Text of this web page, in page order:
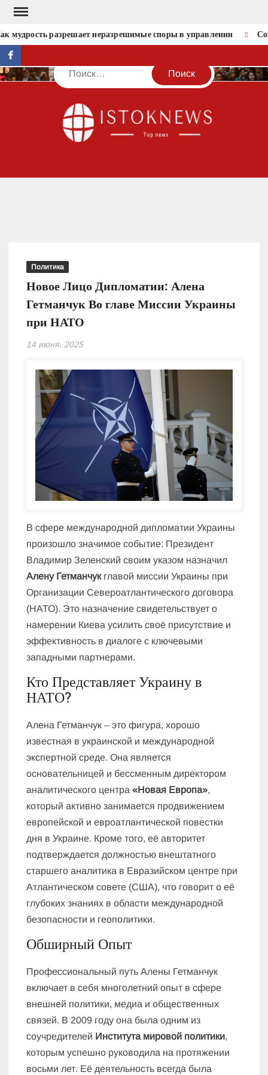
Перейти
содержимому
мудрость разрешает неразрешимые споры в управлении
facebook
Поиск
Политика
Новое Лицо Дипломатии: Алена
Гетманчук Во главе Миссии Украины
при НАТО
14 июня, 2025
В сфере международной дипломатии Украины
произошло значимое событие: Президент
Владимир Зеленский своим указом назначил
Алену Гетманчукглавой миссии Украины при
Организации Североатлантического договора
(НАТО). Это назначение свидетельствует о
намерении Киева усилить своё присутствие и
эффективность в диалоге с ключевыми
западными партнерами.
Кто Представляет Украину в
НАТО?
Алена Гетманчук – это фигура, хорошо
известная в украинской и международной
экспертной среде. Она является
основательницей и бессменным директором
аналитического центра«Новая Европа»,
который активно занимается продвижением
европейской и евроатлантической повестки
дня в Украине. Кроме того, её авторитет
подтверждается должностью внештатного
старшего аналитика в Евразийском центре при
Атлантическом совете (США), что говорит о её
глубоких знаниях в области международной
безопасности и геополитики.
Обширный Опыт
Профессиональный путь Алены Гетманчук
включает в себя многолетний опыт в сфере
внешней политики, медиа и общественных
связей. В 2009 году она была одним из
соучредителей Института мировой политики,
которым успешно руководила на протяжении
восьми лет. Её деятельность всегда была